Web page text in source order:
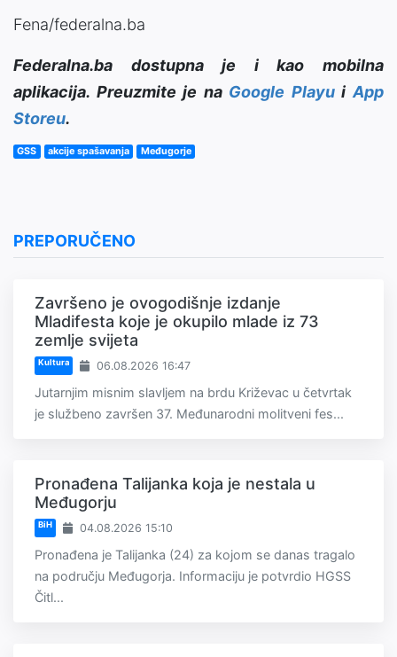
Fena/federalna.ba
Federalna.ba dostupna je i kao mobilna
aplikacija. Preuzmite je na Google PlayuiApp
Storeu.
GSS akcije spašavanja Međugorje
PREPORUČENO
Završeno je ovogodišnje izdanje
Mladifesta koje je okupilo mlade iz 73
zemlje svijeta
Kultura 06.08.2026 16:47
Jutarnjim misnim slavljem na brdu Križevac u četvrtak
je službeno završen 37. Međunarodni molitveni fes...
Pronađena Talijanka koja je nestala u
Međugorju
BiH 04.08.2026 15:10
Pronađena je Talijanka (24) za kojom se danas tragalo
na području Međugorja. Informaciju je potvrdio HGSS
Čitl...